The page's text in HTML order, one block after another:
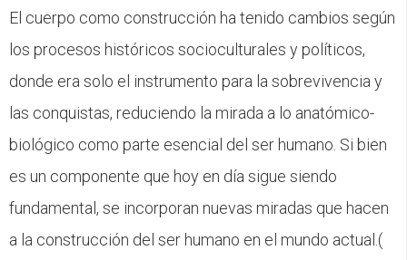
El cuerpo como construcción ha tenido cambios según
los procesos históricos socioculturales y políticos,
donde era solo el instrumento para la sobrevivencia y
las conquistas, reduciendo la mirada a lo anatómico-
biológico como parte esencial del ser humano. Si bien
es un componente que hoy en día sigue siendo
fundamental, se incorporan nuevas miradas que hacen
a la construcción del ser humano en el mundo actual.(